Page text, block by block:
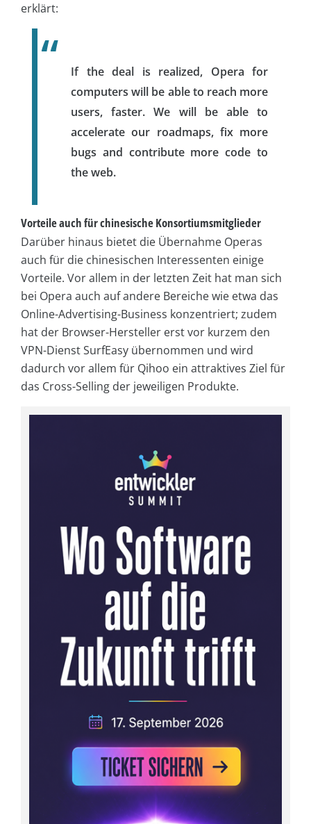
erklärt:
If the deal is realized, Opera for
computers will be able to reach more
users, faster. We will be able to
accelerate our roadmaps, fix more
bugs and contribute more code to
the web.
Vorteile auch für chinesische Konsortiumsmitglieder
Darüber hinaus bietet die Übernahme Operas
auch für die chinesischen Interessenten einige
Vorteile. Vor allem in der letzten Zeit hat man sich
bei Opera auch auf andere Bereiche wie etwa das
Online-Advertising-Business konzentriert; zudem
hat der Browser-Hersteller erst vor kurzem den
VPN-Dienst SurfEasy übernommen und wird
dadurch vor allem für Qihoo ein attraktives Ziel für
das Cross-Selling der jeweiligen Produkte.